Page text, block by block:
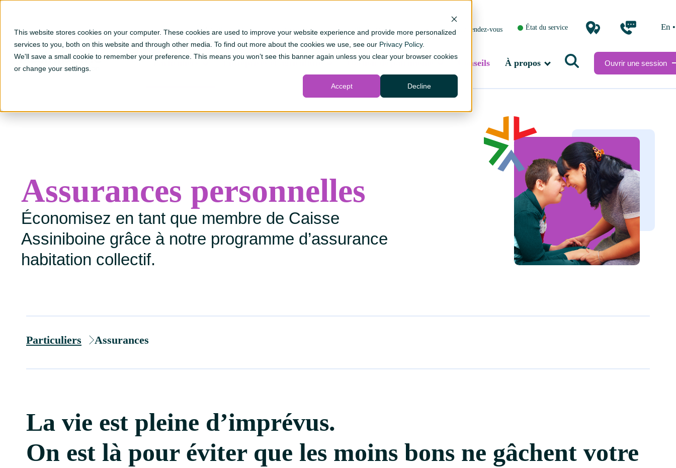
This website stores cookies on your computer. These cookies are used to improve your website experience and provide more personalized
services to you, both on this website and through other media. To find out more about the cookies we use, see our Privacy Policy.
We'll save a small cookie to remember your preference. This means you won’t see this banner again unless you clear your browser cookies
or change your settings.
Accept Decline
Go to Fr ?hsLang=en
Portail de fusion Joignez-vous à nous Travailler chez Caisse Prendre rendez-vous État du service en •
Particuliers Entreprises et agriculture Gestion de patrimoine Conseils À propos Ouvrir une session
Assurances personnelles
Économisez en tant que membre de Caisse
Assiniboine grâce à notre programme d’assurance
habitation collectif.
Particuliers Assurances
La vie est pleine d’imprévus.
On est là pour éviter que les moins bons ne gâchent votre